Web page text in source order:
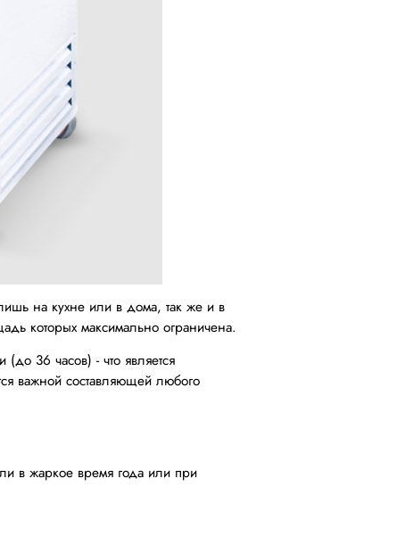
на кухне или в дома, так же и в
которых максимально ограничена.
36 часов) - что является
важной составляющей любого
в жаркое время года или при